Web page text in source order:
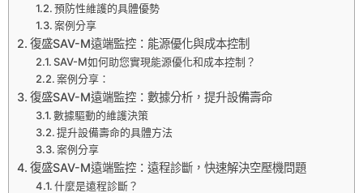
預防性維護的具體優勢
案例分享
復盛SAV-M遠端監控：能源優化與成本控制
SAV-M如何助您實現能源優化和成本控制？
案例分享：
復盛SAV-M遠端監控：數據分析，提升設備壽命
數據驅動的維護決策
提升設備壽命的具體方法
案例分享
復盛SAV-M遠端監控：遠程診斷，快速解決空壓機問題
什麼是遠程診斷？